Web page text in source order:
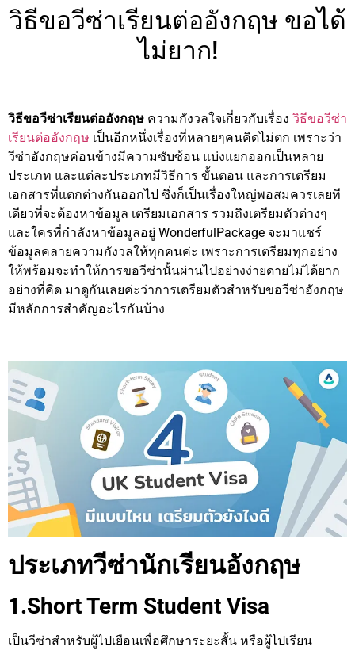
วิธีขอวีซ่าเรียนต่ออังกฤษ ขอได้
ไม่ยาก!
วิธีขอวีซ่าเรียนต่ออังกฤษ ความกังวลใจเกี่ยวกับเรื่อง วิธีขอวีซ่า
เรียนต่ออังกฤษ เป็นอีกหนึ่งเรื่องที่หลายๆคนคิดไม่ตก เพราะว่า
วีซ่าอังกฤษค่อนข้างมีความซับซ้อน แบ่งแยกออกเป็นหลาย
ประเภท และแต่ละประเภทมีวิธีการ ขั้นตอน และการเตรียม
เอกสารที่แตกต่างกันออกไป ซึ่งก็เป็นเรื่องใหญ่พอสมควรเลยที
เดียวที่จะต้องหาข้อมูล เตรียมเอกสาร รวมถึงเตรียมตัวต่างๆ
และใครที่กำลังหาข้อมูลอยู่ WonderfulPackage จะมาแชร์
ข้อมูลคลายความกังวลให้ทุกคนค่ะ เพราะการเตรียมทุกอย่าง
ให้พร้อมจะทำให้การขอวีซ่านั้นผ่านไปอย่างง่ายดายไม่ได้ยาก
อย่างที่คิด มาดูกันเลยค่ะว่าการเตรียมตัวสำหรับขอวีซ่าอังกฤษ
มีหลักการสำคัญอะไรกันบ้าง
ประเภทวีซ่านักเรียนอังกฤษ
1.Short Term Student Visa
เป็นวีซ่าสำหรับผู้ไปเยือนเพื่อศึกษาระยะสั้น หรือผู้ไปเรียน